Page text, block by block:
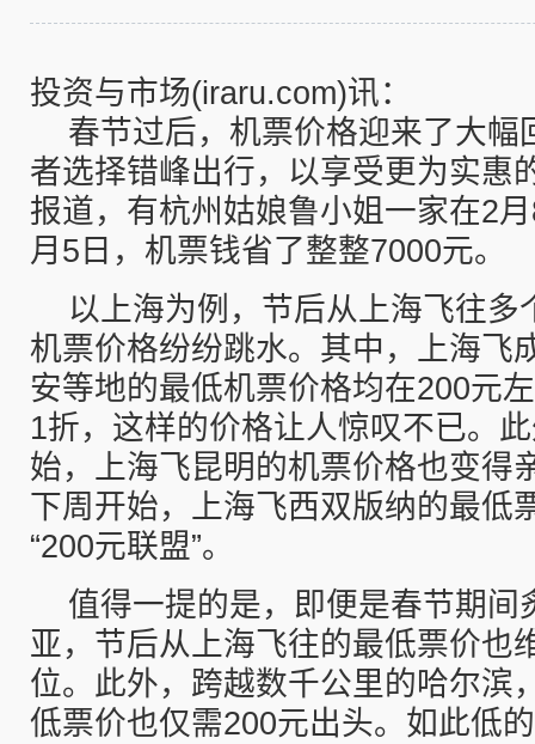
投资与市场(iraru.com)讯：
春节过后，机票价格迎来了大幅
者选择错峰出行，以享受更为实惠
报道，有杭州姑娘鲁小姐一家在2
月5日，机票钱省了整整7000元。
以上海为例，节后从上海飞往多
机票价格纷纷跳水。其中，上海飞
安等地的最低机票价格均在200元
1折，这样的价格让人惊叹不已。
始，上海飞昆明的机票价格也变得
下周开始，上海飞西双版纳的最低
“200元联盟”。
值得一提的是，即便是春节期间
亚，节后从上海飞往的最低票价也
位。此外，跨越数千公里的哈尔滨
低票价也仅需200元出头。如此低